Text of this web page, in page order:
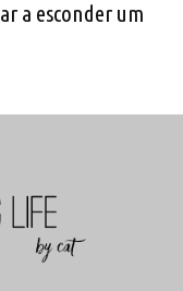
a esconder um